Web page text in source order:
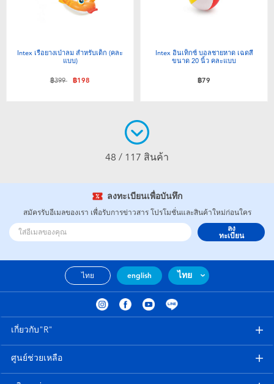
Intex เรือยางเป่าลม สำหรับเด็ก (คละ
แบบ)
ลดราคาจาก
฿399ถึง฿198
Intex อินเท็กซ์ บอลชายหาด เฉดสี
ขนาด 20 นิ้ว คละแบบ
฿79
48 / 117 สินค้า
ลงทะเบียนเพื่อบันทึก
สมัครรับอีเมลของเรา เพื่อรับการข่าวสาร โปรโมชั่นและสินค้าใหม่ก่อนใคร
ลง
ทะเบียน
ไทย english ไทย
เกี่ยวกับ"R"
ศูนย์ช่วยเหลือ